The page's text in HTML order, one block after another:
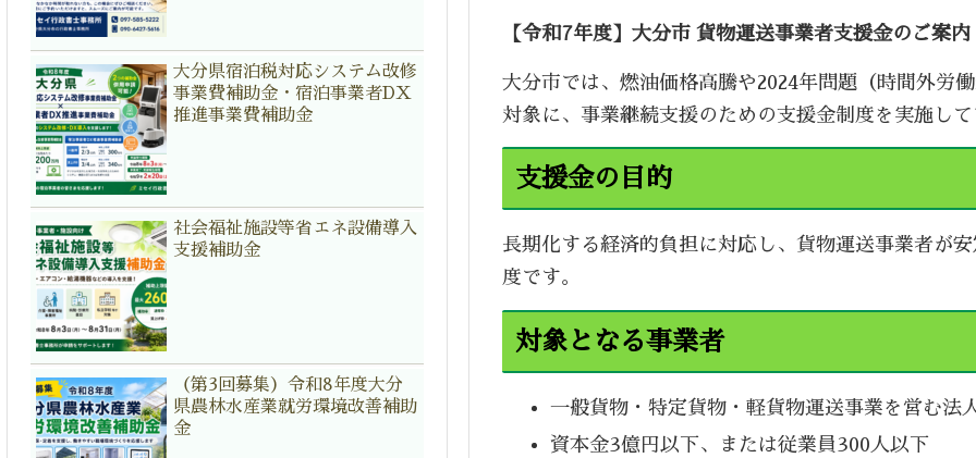
【令和7年度】大分市 貨物運送事業者支援金のご案内
大分市では、燃油価格高騰や2024年問題（時間外労
対象に、事業継続支援のための支援金制度を実施し
支援金の目的
長期化する経済的負担に対応し、貨物運送事業者が
度です。
対象となる事業者
一般貨物・特定貨物・軽貨物運送事業を営む法
資本金3億円以下、または従業員300人以下
大分県宿泊税対応システム改修
事業費補助金・宿泊事業者DX
推進事業費補助金
社会福祉施設等省エネ設備導入
支援補助金
（第3回募集）令和8年度大分
県農林水産業就労環境改善補助
金